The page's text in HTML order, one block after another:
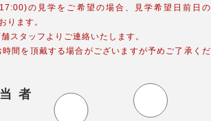
の見学をご希望の場合、見学希望日前日の
ります。
スタッフよりご連絡いたします。
間を頂戴する場合がございますが予めご了承くだ
者